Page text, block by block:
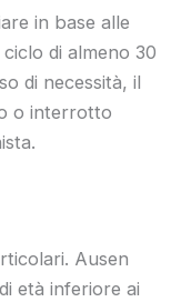
in base alle
di almeno 30
di necessità, il
o interrotto
Ausen
età inferiore ai